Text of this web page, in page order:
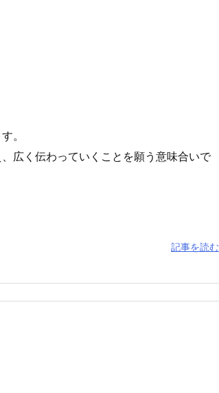
。
広く伝わっていくことを願う意味合いで
記事を読む